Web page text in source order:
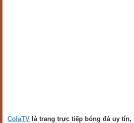
ColaTV là trang trực tiếp bóng đá uy